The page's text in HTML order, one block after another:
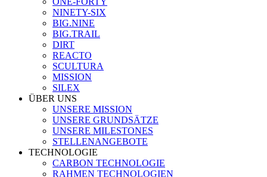
NINETY-SIX
BIG.NINE
BIG.TRAIL
DIRT
REACTO
SCULTURA
MISSION
SILEX
ÜBER UNS
UNSERE MISSION
UNSERE GRUNDSÄTZE
UNSERE MILESTONES
STELLENANGEBOTE
TECHNOLOGIE
CARBON TECHNOLOGIE
RAHMEN TECHNOLOGIEN